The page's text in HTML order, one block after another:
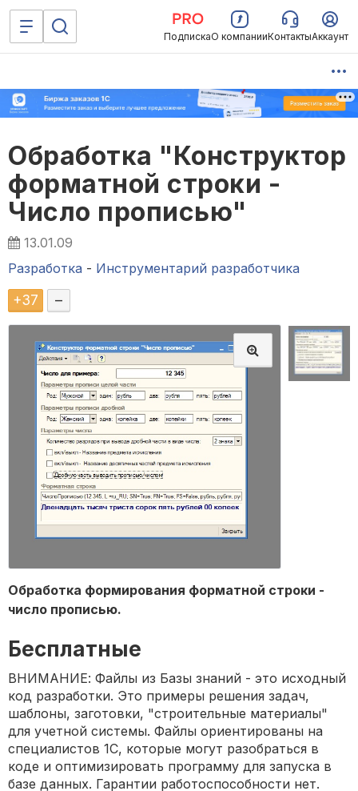
ПодпискаО компанииКонтактыАккаунт
Обработка "Конструктор
форматной строки -
Число прописью"
13.01.09
Разработка - Инструментарий разработчика
+37 –
Обработка формирования форматной строки -
число прописью.
Бесплатные
ВНИМАНИЕ: Файлы из Базы знаний - это исходный
код разработки. Это примеры решения задач,
шаблоны, заготовки, "строительные материалы"
для учетной системы. Файлы ориентированы на
специалистов 1С, которые могут разобраться в
коде и оптимизировать программу для запуска в
базе данных. Гарантии работоспособности нет.